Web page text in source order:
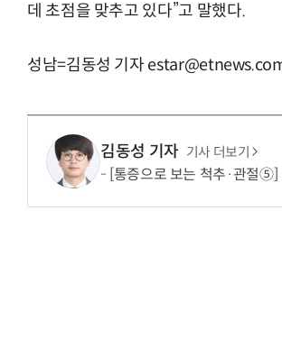
데 초점을 맞추고 있다”고 말했다.
성남=김동성 기자
김동성 기자 기사 더보기
[통증으로 보는 척추·관절